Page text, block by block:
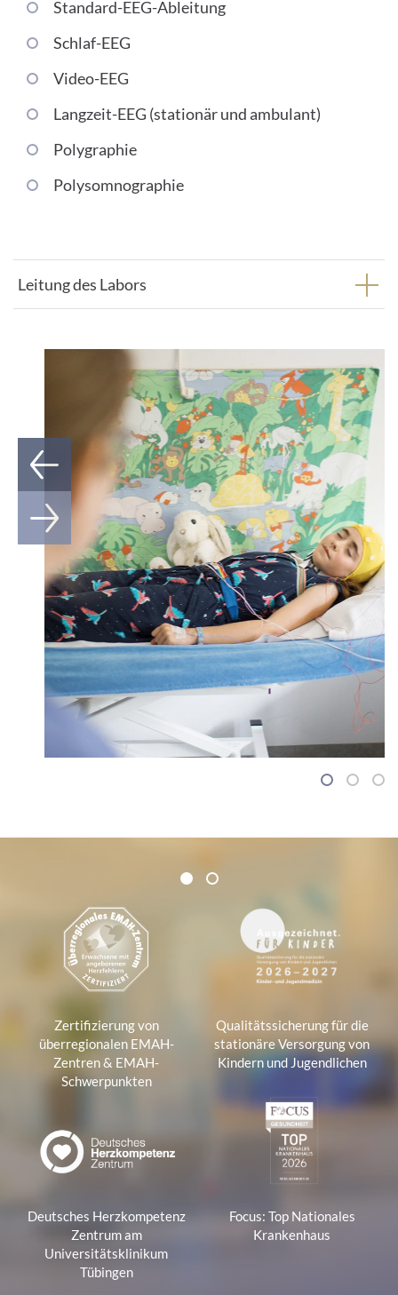
Standard-EEG-Ableitung
Schlaf-EEG
Video-EEG
Langzeit-EEG (stationär und ambulant)
Polygraphie
Polysomnographie
Leitung des Labors
1 2 3
Zertifikate und Verbände
1 2
Zertifizierung von
überregionalen EMAH-
Zentren & EMAH-
Schwerpunkten
Qualitätssicherung für die
stationäre Versorgung von
Kindern und Jugendlichen
Deutsches Herzkompetenz
Zentrum am
Universitätsklinikum
Tübingen
Focus: Top Nationales
Krankenhaus